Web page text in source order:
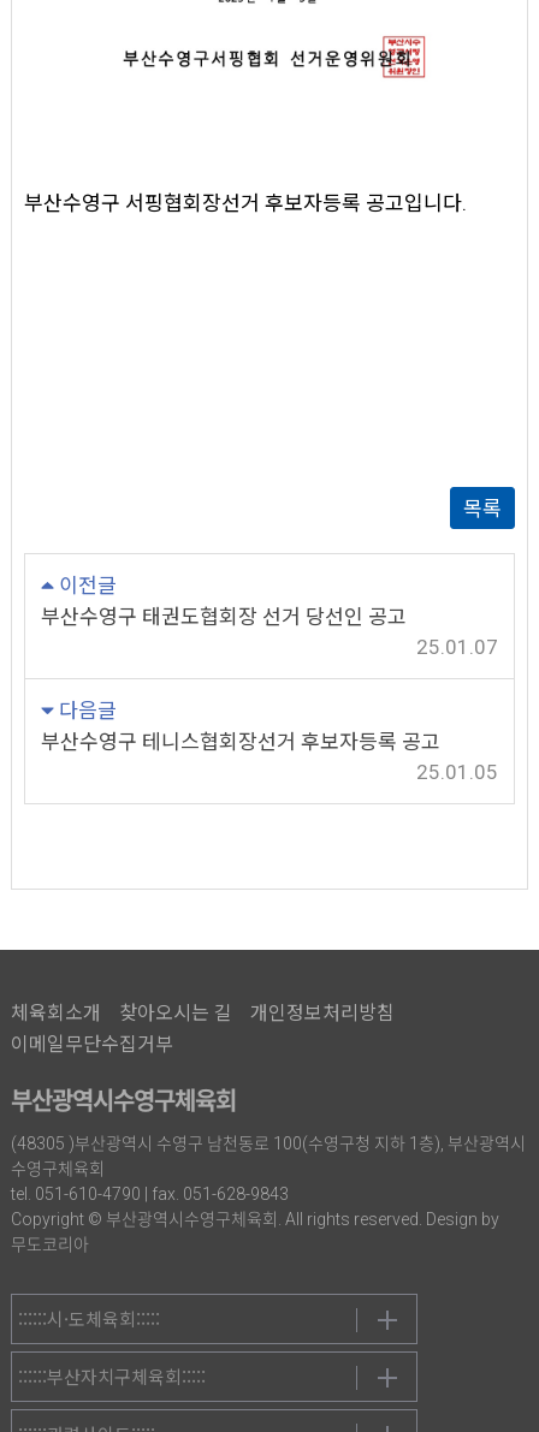
부산수영구 서핑협회장선거 후보자등록 공고입니다.
목록
이전글
부산수영구 태권도협회장 선거 당선인 공고
25.01.07
다음글
부산수영구 테니스협회장선거 후보자등록 공고
25.01.05
체육회소개 찾아오시는 길
개인정보처리방침
이메일무단수집거부
부산광역시수영구체육회
(48305 )부산광역시 수영구 남천동로 100(수영구청 지하 1층), 부산광역시
수영구체육회
tel. 051-610-4790 | fax. 051-628-9843
Copyright © 부산광역시수영구체육회. All rights reserved. Design by
무도코리아